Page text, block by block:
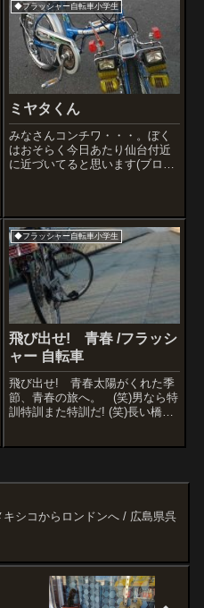
◆フラッシャー自転車小学生
ミヤタくん
みなさんコンチワ・・・。ぼく
はおそらく今日あたり仙台付近
に近づいてると思います(ブログ
そちらへ参戦予定。さて今日の
写真はボロスマホで撮った自転
車で...
◆フラッシャー自転車小学生
飛び出せ! 青春 /フラッシ
ャー 自転車
飛び出せ! 青春太陽がくれた季
節、青春の旅へ。 (笑)男なら特
訓特訓また特訓だ! (笑)長い橋だ
血潮の夕陽が胸に沁みる
キシコからロンドンへ / 広島県呉